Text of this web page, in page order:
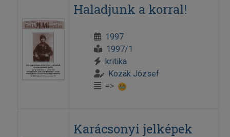
Haladjunk a korral!
1997
1997/1
kritika
Kozák József
=>
Karácsonyi jelképek